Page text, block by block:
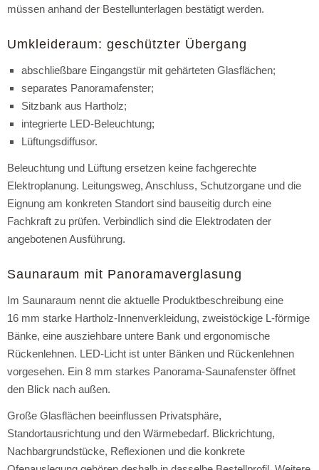
müssen anhand der Bestellunterlagen bestätigt werden.
Umkleideraum: geschützter Übergang
abschließbare Eingangstür mit gehärteten Glasflächen;
separates Panoramafenster;
Sitzbank aus Hartholz;
integrierte LED-Beleuchtung;
Lüftungsdiffusor.
Beleuchtung und Lüftung ersetzen keine fachgerechte
Elektroplanung. Leitungsweg, Anschluss, Schutzorgane und die
Eignung am konkreten Standort sind bauseitig durch eine
Fachkraft zu prüfen. Verbindlich sind die Elektrodaten der
angebotenen Ausführung.
Saunaraum mit Panoramaverglasung
Im Saunaraum nennt die aktuelle Produktbeschreibung eine
16 mm starke Hartholz-Innenverkleidung, zweistöckige L-förmige
Bänke, eine ausziehbare untere Bank und ergonomische
Rückenlehnen. LED-Licht ist unter Bänken und Rückenlehnen
vorgesehen. Ein 8 mm starkes Panorama-Saunafenster öffnet
den Blick nach außen.
Große Glasflächen beeinflussen Privatsphäre,
Standortausrichtung und den Wärmebedarf. Blickrichtung,
Nachbargrundstücke, Reflexionen und die konkrete